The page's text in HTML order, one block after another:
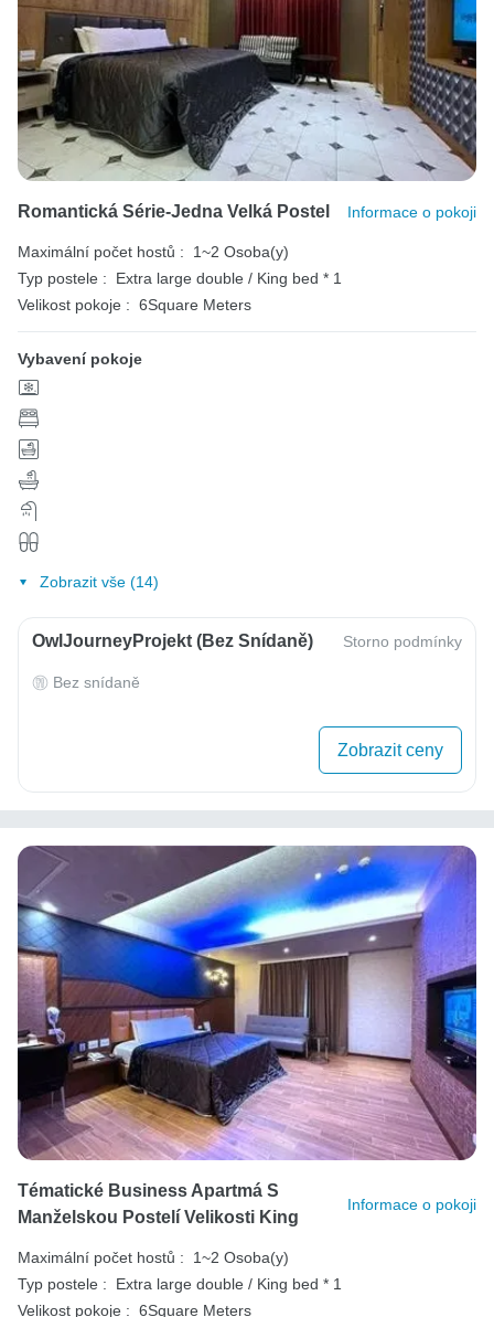
Romantická Série-Jedna Velká Postel Informace o pokoji
Maximální počet hostů :
1~2 Osoba(y)
Typ postele :
Extra large double / King bed * 1
Velikost pokoje : 6Square Meters
Vybavení pokoje
Zobrazit vše (14)
OwlJourneyProjekt (bez Snídaně) Storno podmínky
Bez snídaně
Zobrazit ceny
Tématické Business Apartmá S
Manželskou Postelí Velikosti King
Informace o pokoji
Maximální počet hostů :
1~2 Osoba(y)
Typ postele :
Extra large double / King bed * 1
Velikost pokoje : 6Square Meters